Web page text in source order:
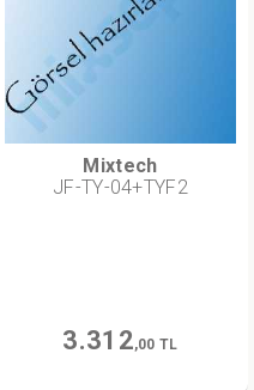
Mixtech
JF-TY-04+TYF2
3.312,00 TL